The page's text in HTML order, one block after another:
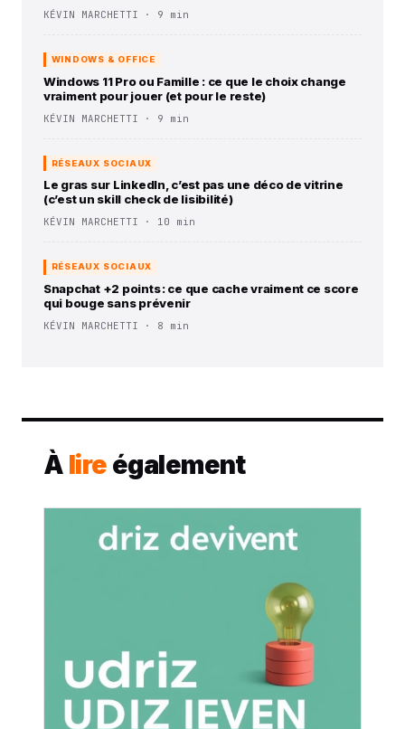
KÉVIN MARCHETTI · 9 min
WINDOWS & OFFICE
Windows 11 Pro ou Famille : ce que le choix change
vraiment pour jouer (et pour le reste)
KÉVIN MARCHETTI · 9 min
RÉSEAUX SOCIAUX
Le gras sur LinkedIn, c’est pas une déco de vitrine
(c’est un skill check de lisibilité)
KÉVIN MARCHETTI · 10 min
RÉSEAUX SOCIAUX
Snapchat +2 points : ce que cache vraiment ce score
qui bouge sans prévenir
KÉVIN MARCHETTI · 8 min
À lire également